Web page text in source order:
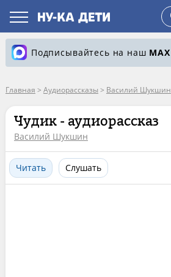
Подписывайтесь на наш MAX
Главная > Аудиорассказы > Василий Шукшин
Чудик - аудиорассказ
Василий Шукшин
Читать Слушать